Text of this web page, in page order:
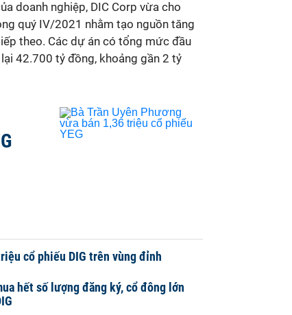
doanh nghiệp, DIC Corp vừa cho
quý IV/2021 nhằm tạo nguồn tăng
theo. Các dự án có tổng mức đầu
42.700 tỷ đồng, khoảng gần 2 tỷ
cổ phiếu DIG trên vùng đỉnh
hết số lượng đăng ký, cổ đông lớn